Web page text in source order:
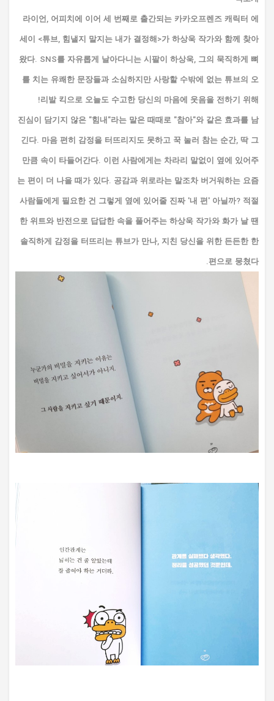
라이언, 어피치에 이어 세 번째로 출간되는 카카오프렌즈 캐릭터 에
세이 <튜브, 힘낼지 말지는 내가 결정해>가 하상욱 작가와 함께 찾아
왔다. SNS를 자유롭게 날아다니는 시팔이 하상욱, 그의 묵직하게 뼈
를 치는 유쾌한 문장들과 소심하지만 사랑할 수밖에 없는 튜브의 오
리발 킥으로 오늘도 수고한 당신의 마음에 웃음을 전하기 위해!
진심이 담기지 않은 "힘내"라는 말은 때때로 "참아"와 같은 효과를 남
긴다. 마음 편히 감정을 터뜨리지도 못하고 꾹 눌러 참는 순간, 딱 그
만큼 속이 타들어간다. 이런 사람에게는 차라리 말없이 옆에 있어주
는 편이 더 나을 때가 있다. 공감과 위로라는 말조차 버거워하는 요즘
사람들에게 필요한 건 그렇게 옆에 있어줄 진짜 '내 편' 아닐까? 적절
한 위트와 반전으로 답답한 속을 풀어주는 하상욱 작가와 화가 날 땐
솔직하게 감정을 터뜨리는 튜브가 만나, 지친 당신을 위한 든든한 한
편으로 뭉쳤다.